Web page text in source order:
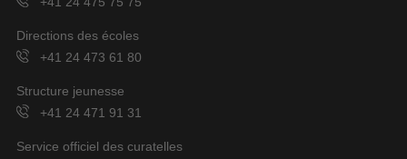
Directions des écoles
+41 24 473 61 80
Structure jeunesse
+41 24 471 91 31
Service officiel des curatelles